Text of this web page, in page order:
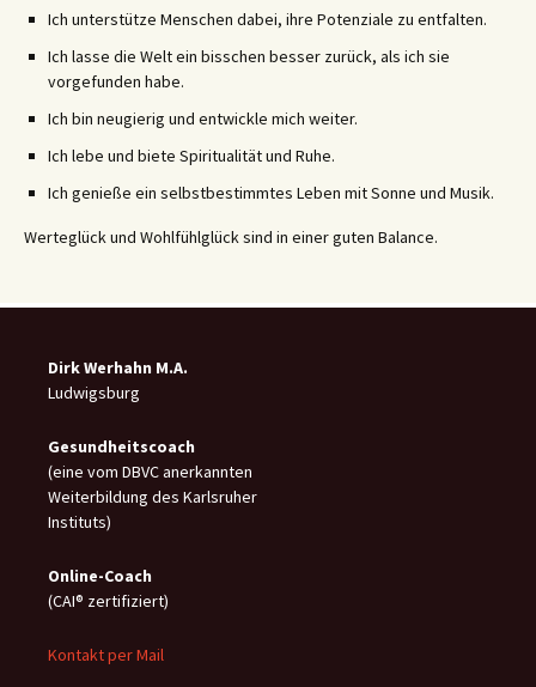
Ich unterstütze Menschen dabei, ihre Potenziale zu entfalten.
Ich lasse die Welt ein bisschen besser zurück, als ich sie
vorgefunden habe.
Ich bin neugierig und entwickle mich weiter.
Ich lebe und biete Spiritualität und Ruhe.
Ich genieße ein selbstbestimmtes Leben mit Sonne und Musik.
Werteglück und Wohlfühlglück sind in einer guten Balance.
Dirk Werhahn M.A.
Ludwigsburg
Gesundheitscoach
(eine vom DBVC anerkannten
Weiterbildung des Karlsruher
Instituts)
Online-Coach
(CAI® zertifiziert)
Kontakt per Mail